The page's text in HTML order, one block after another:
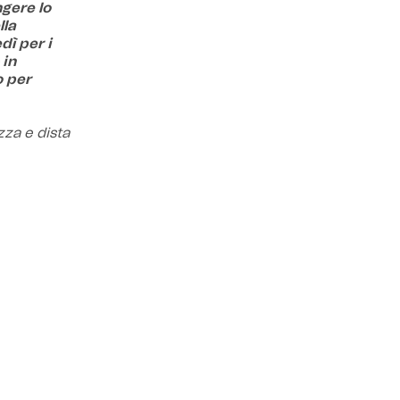
lo
per i
in
per
e dista